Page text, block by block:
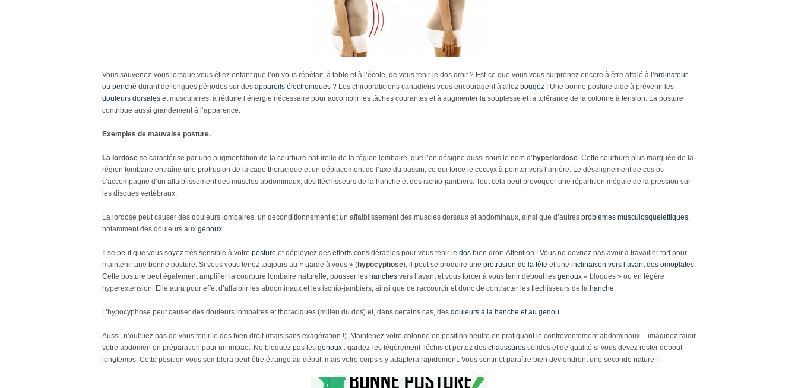
Vous souvenez-vous lorsque vous étiez enfant que l’on vous répétait, à table et à l’école, de vous tenir le dos droit ? Est-ce que vous vous surprenez encore à être affalé à l’ordinateur
ou penché durant de longues périodes sur des appareils électroniques ? Les chiropraticiens canadiens vous encouragent à allez bougez ! Une bonne posture aide à prévenir les
douleurs dorsales et musculaires, à réduire l’énergie nécessaire pour accomplir les tâches courantes et à augmenter la souplesse et la tolérance de la colonne à tension. La posture
contribue aussi grandement à l’apparence.
Exemples de mauvaise posture.
La lordose se caractérise par une augmentation de la courbure naturelle de la région lombaire, que l’on désigne aussi sous le nom d’hyperlordose . Cette courbure plus marquée de la
région lombaire entraîne une protrusion de la cage thoracique et un déplacement de l’axe du bassin, ce qui force le coccyx à pointer vers l’arrière. Le désalignement de ces os
s’accompagne d’un affaiblissement des muscles abdominaux, des fléchisseurs de la hanche et des ischio-jambiers. Tout cela peut provoquer une répartition inégale de la pression sur
les disques vertébraux.
La lordose peut causer des douleurs lombaires, un déconditionnement et un affaiblissement des muscles dorsaux et abdominaux, ainsi que d’autres problèmes musculosquelettiques
notamment des douleurs aux genoux
Il se peut que vous soyez très sensible à votre posture et déployiez des efforts considérables pour vous tenir le dos bien droit. Attention ! Vous ne devriez pas avoir à travailler fort pour
maintenir une bonne posture. Si vous vous tenez toujours au « garde à vous » (hypocyphose), il peut se produire une protrusion de la tête et une inclinaison vers l’avant des omoplates.
Cette posture peut également amplifier la courbure lombaire naturelle, pousser les hanches vers l’avant et vous forcer à vous tenir debout les genoux « bloqués » ou en légère
hyperextension. Elle aura pour effet d’affaiblir les abdominaux et les ischio-jambiers, ainsi que de raccourcir et donc de contracter les fléchisseurs de la hanche
L’hypocyphose peut causer des douleurs lombaires et thoraciques (milieu du dos) et, dans certains cas, des douleurs à la hanche et au genou
Aussi, n’oubliez pas de vous tenir le dos bien droit (mais sans exagération !). Maintenez votre colonne en position neutre en pratiquant le contreventement abdominaux – imaginez raidir
votre abdomen en préparation pour un impact. Ne bloquez pas les genoux : gardez-les légèrement fléchis et portez des chaussures solides et de qualité si vous devez rester debout
longtemps. Cette position vous semblera peut-être étrange au début, mais votre corps s’y adaptera rapidement. Vous sentir et paraître bien deviendront une seconde nature !